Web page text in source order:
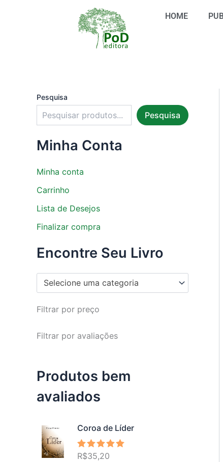
HOME
Pesquisa
Pesquisa
Minha Conta
Minha conta
Carrinho
Lista de Desejos
Finalizar compra
Encontre Seu Livro
Selecione uma categoria
Filtrar por preço
Filtrar por avaliações
Produtos bem
avaliados
Coroa de Líder
Avaliação
R$35,20
u
m
c
g
o
r
a